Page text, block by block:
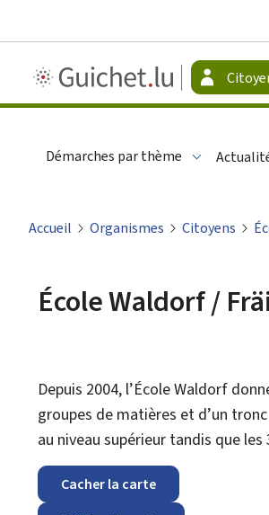
Guichet.lu
-
Démarches par thème
Accueil Organismes Citoyens
École Waldorf /
Depuis 2004, l’École Waldorf
groupes de matières et d’un
au niveau supérieur tandis que
Cacher la carte